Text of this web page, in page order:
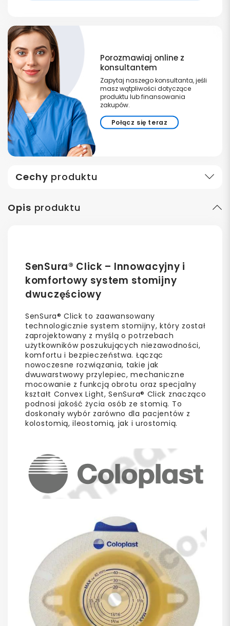
Porozmawiaj online z
konsultantem
Zapytaj naszego konsultanta, jeśli
masz wątpliwości dotyczące
produktu lub finansowania
zakupów.
Połącz się teraz
Cechy produktu
Opis produktu
SenSura® Click – Innowacyjny i
komfortowy system stomijny
dwuczęściowy
SenSura® Click to zaawansowany
technologicznie system stomijny, który został
zaprojektowany z myślą o potrzebach
użytkowników poszukujących niezawodności,
komfortu i bezpieczeństwa. Łącząc
nowoczesne rozwiązania, takie jak
dwuwarstwowy przylepiec, mechaniczne
mocowanie z funkcją obrotu oraz specjalny
kształt Convex Light, SenSura® Click znacząco
podnosi jakość życia osób ze stomią. To
doskonały wybór zarówno dla pacjentów z
kolostomią, ileostomią, jak i urostomią.